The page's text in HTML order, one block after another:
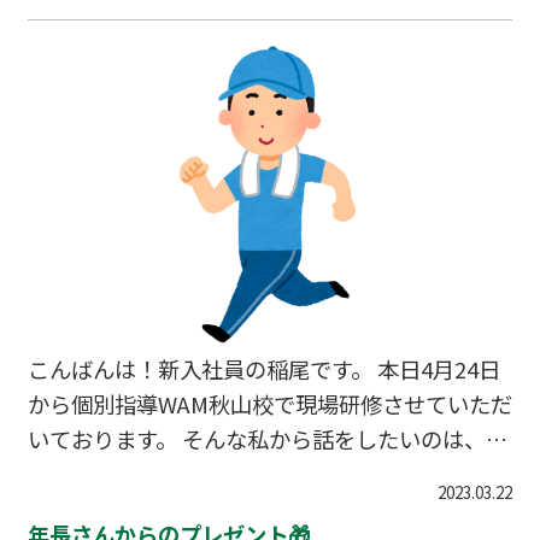
回目です。 月１回バンドをやっている僕も「ライ
ブで武道館に立ちたい・・・」と思うほどかっこ
よかったです( ﾉД`) 歌うことが大好きでずっと
やり続けたい、それだけは誰にも負けないものだ
と言っていました。 まさに【自分の武器】と言え
るものなのだろうと思います。 勉強であ
こんばんは！新入社員の稲尾です。 本日4月24日
から個別指導WAM秋山校で現場研修させていただ
いております。 そんな私から話をしたいのは、
近辺の運動公園でランニングするようにしていま
2023.03.22
年長さんからのプレゼント🎁